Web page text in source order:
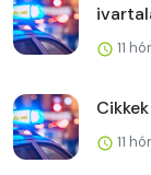
11
11